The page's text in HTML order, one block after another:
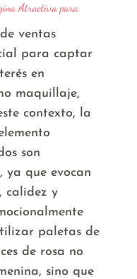
Atractiva para
ventas
para captar
en
maquillaje,
contexto, la
son
ya que evocan
calidez y
paletas de
de rosa no
sino que